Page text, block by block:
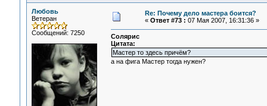
Любовь
Ветеран
Сообщений: 7250
Re: Почему дело мастера боится?
« Ответ #73 : 07 Мая 2007, 16:31:36 »
Солярис
Цитата:
Мастер то здесь причём?
а на фига Мастер тогда нужен?